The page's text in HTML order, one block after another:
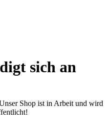
sich an
Shop ist in Arbeit und wird